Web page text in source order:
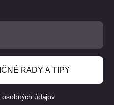
RADY A TIPY
údajov